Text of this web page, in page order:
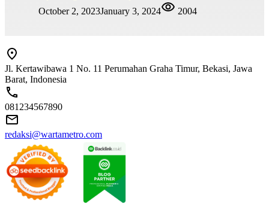
October 2, 2023January 3, 2024 2004
Jl. Kertawibawa 1 No. 11 Perumahan Graha Timur, Bekasi, Jawa
Barat, Indonesia
081234567890
redaksi@wartametro.com